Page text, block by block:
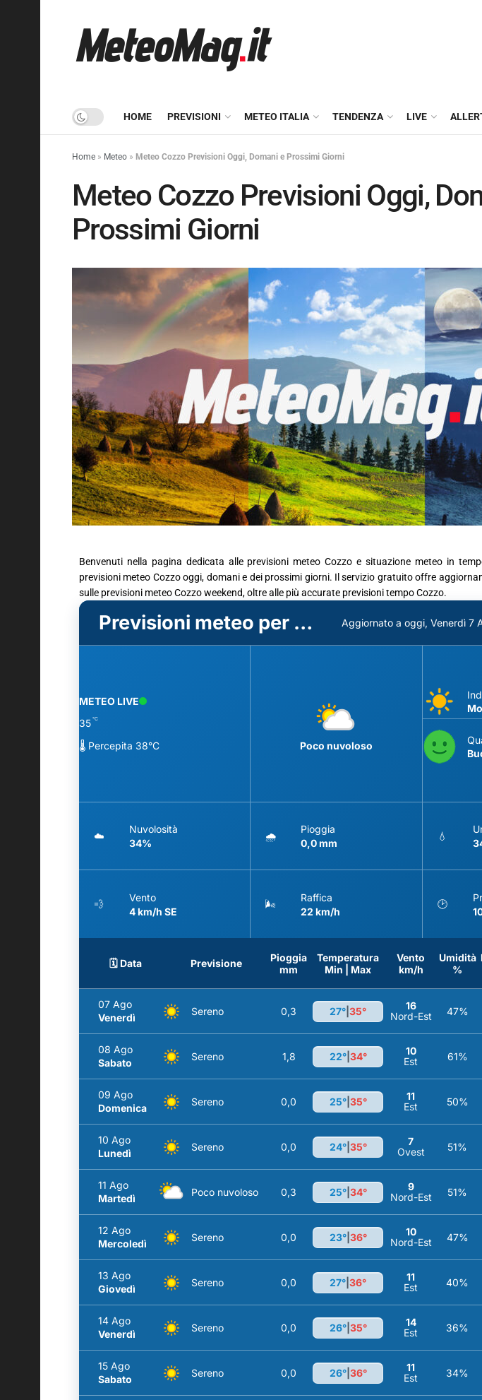
HOME PREVISIONI METEO ITALIA TENDENZA LIVE
Home » Meteo » Meteo Cozzo Previsioni Oggi, Domani e Prossimi Giorni
Meteo Cozzo Previsioni Oggi,
Prossimi Giorni
Benvenuti nella pagina dedicata alle previsioni meteo Cozzo e situazione meteo in
previsioni meteo Cozzo oggi, domani e dei prossimi giorni. Il servizio gratuito offre
sulle previsioni meteo Cozzo weekend, oltre alle più accurate previsioni tempo Cozzo.
Previsioni meteo per Cozzo (PV) Aggiornato a oggi, Venerdì 7
METEO LIVE
35 °C
🌡️ Percepita 38°C Poco nuvoloso
☁️
Nuvolosità
34%
🌧️
Pioggia
0,0 mm
💧
💨
Vento
4 km/h SE
🌬️
Raffica
22 km/h
🕑
🗓️ Data Previsione
Pioggia
mm
Temperatura
Min | Max
Vento
km/h
Umidità
%
07 Ago
Venerdì
Sereno 0,3 27° 35°
16
Nord-Est
47%
08 Ago
Sabato
Sereno 1,8 22°| 34°
10
Est
61%
09 Ago
Domenica
Sereno 0,0 25°| 35°
11
Est
50%
10 Ago
Lunedì
Sereno 0,0 24°| 35°
7
Ovest
51%
11 Ago
Martedì
Poco nuvoloso 0,3 25°| 34°
9
Nord-Est
51%
12 Ago
Mercoledì
Sereno 0,0 23°| 36°
10
Nord-Est
47%
13 Ago
Giovedì
Sereno 0,0 27° 36°
11
Est
40%
14 Ago
Venerdì
Sereno 0,0 26°| 35°
14
Est
36%
15 Ago
Sabato
Sereno 0,0 26°| 36°
11
Est
34%